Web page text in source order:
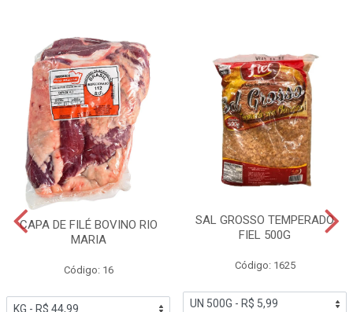
CAPA DE FILÉ BOVINO RIO
MARIA
Código: 16
SAL GROSSO TEMPERADO
FIEL 500G
Código: 1625